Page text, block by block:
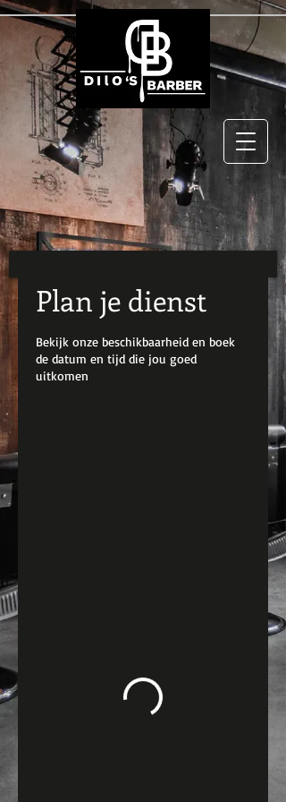
Plan je dienst
Bekijk onze beschikbaarheid en boek
de datum en tijd die jou goed
uitkomen